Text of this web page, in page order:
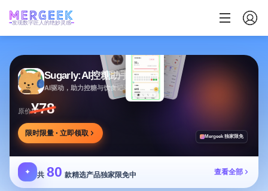
发现数字匠人的绝妙灵感
Sugarly:AI控糖助手
AI驱动，助力控糖与饮食记录，提供个性化建议
原价¥78
限时限量 · 立即领取 Mergeek 独家限免
✦ 共 80 款精选产品独家限免中 查看全部